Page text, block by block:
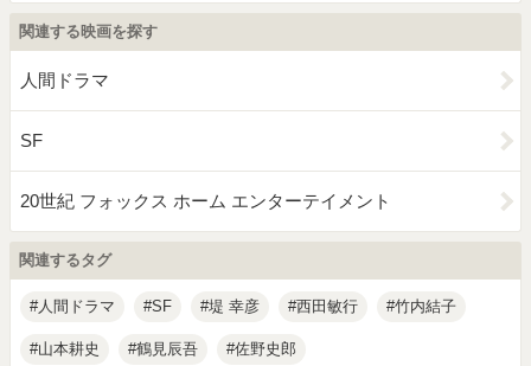
関連する映画を探す
人間ドラマ
SF
20世紀 フォックス ホーム エンターテイメント
関連するタグ
人間ドラマ SF 堤 幸彦 西田敏行 竹内結子
山本耕史 鶴見辰吾 佐野史郎